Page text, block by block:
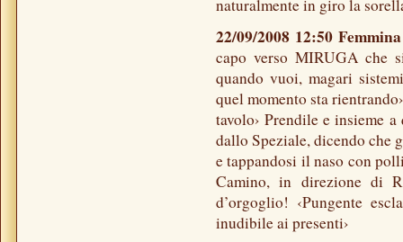
naturalmente in giro la
22/09/2008 12:50
capo verso MIRUGA che
quando vuoi, magari
quel momento sta
tavolo› Prendile e insieme
dallo Speziale, dicendo che
e tappandosi il naso con
Camino, in direzione di
d’orgoglio! ‹Pungente
inudibile ai presenti›